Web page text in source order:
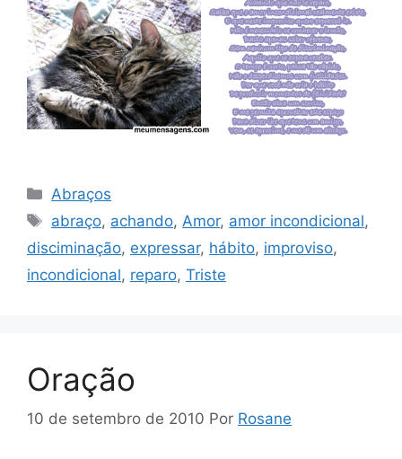
Categorias
Abraços
Tags
abraço, achando, Amor, amor incondicional,
disciminação, expressar, hábito, improviso,
incondicional, reparo, Triste
Oração
10 de setembro de 2010 Por Rosane